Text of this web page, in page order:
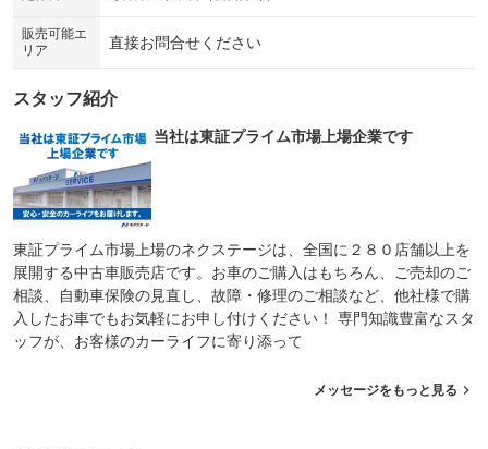
販売可能エ
リア
直接お問合せください
スタッフ紹介
当社は東証プライム市場上場企業です
東証プライム市場上場のネクステージは、全国に２８０店舗以上を
展開する中古車販売店です。お車のご購入はもちろん、ご売却のご
相談、自動車保険の見直し、故障・修理のご相談など、他社様で購
入したお車でもお気軽にお申し付けください！ 専門知識豊富なスタ
ッフが、お客様のカーライフに寄り添って
メッセージをもっと見る